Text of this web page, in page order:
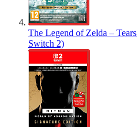
The Legend of Zelda –
Switch 2)